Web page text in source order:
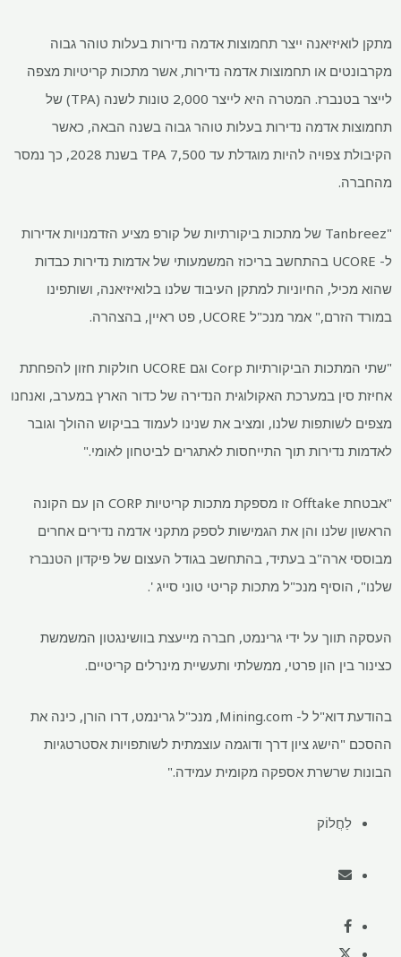
מתקן לואיזיאנה ייצר תחמוצות אדמה נדירות בעלות טוהר גבוה
מקרבונטים או תחמוצות אדמה נדירות, אשר מתכות קריטיות מצפה
לייצר בטנברז. המטרה היא לייצר 2,000 טונות לשנה (TPA) של
תחמוצות אדמה נדירות בעלות טוהר גבוה בשנה הבאה, כאשר
הקיבולת צפויה להיות מוגדלת עד 7,500 TPA בשנת 2028, כך נמסר
מהחברה.
"Tanbreez של מתכות ביקורתיות של קורפ מציע הזדמנויות אדירות
ל- UCORE בהתחשב בריכוז המשמעותי של אדמות נדירות כבדות
שהוא מכיל, החיוניות למתקן העיבוד שלנו בלואיזיאנה, ושותפינו
במורד הזרם," אמר מנכ"ל UCORE, פט ראיין, בהצהרה.
"שתי המתכות הביקורתיות Corp וגם UCORE חולקות חזון להפחתת
אחיזת סין במערכת האקולוגית הנדירה של כדור הארץ במערב, ואנחנו
מצפים לשותפות שלנו, ומציב את שנינו לעמוד בביקוש ההולך וגובר
לאדמות נדירות תוך התייחסות לאתגרים לביטחון לאומי."
"אבטחת Offtake זו מספקת מתכות קריטיות CORP הן עם הקונה
הראשון שלנו והן את הגמישות לספק מתקני אדמה נדירים אחרים
מבוססי ארה"ב בעתיד, בהתחשב בגודל העצום של פיקדון הטנברז
שלנו", הוסיף מנכ"ל מתכות קריטי טוני סייג '.
העסקה תווך על ידי גרינמט, חברה מייעצת בוושינגטון המשמשת
כצינור בין הון פרטי, ממשלתי ותעשיית מינרלים קריטיים.
בהודעת דוא"ל ל- Mining.com, מנכ"ל גרינמט, דרו הורן, כינה את
ההסכם "הישג ציון דרך ודוגמה עוצמתית לשותפויות אסטרטגיות
הבונות שרשרת אספקה ​​מקומית עמידה."
לַחֲלוֹק